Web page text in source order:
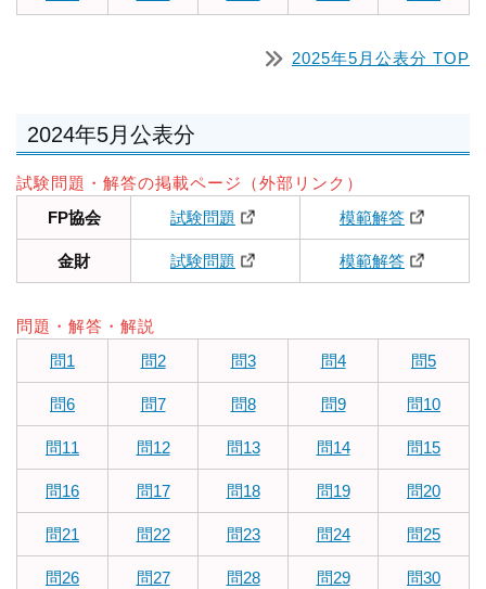
2025年5月公表分 TOP
2024年5月公表分
試験問題・解答の掲載ページ（外部リンク）
FP協会
試験問題 模範解答
金財 試験問題 模範解答
問題・解答・解説
問1
問2 問3 問4 問5
問6 問7 問8 問9 問10
問11 問12 問13 問14 問15
問16 問17 問18 問19 問20
問21 問22 問23 問24 問25
問26 問27 問28 問29 問30